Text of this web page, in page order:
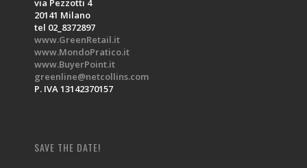
via Pezzotti 4
20141 Milano
tel 02_8372897
www.GreenRetail.it
www.MondoPratico.it
www.BuyerPoint.it
greenline@netcollins.com
P. IVA 13142370157
SAVE THE DATE!